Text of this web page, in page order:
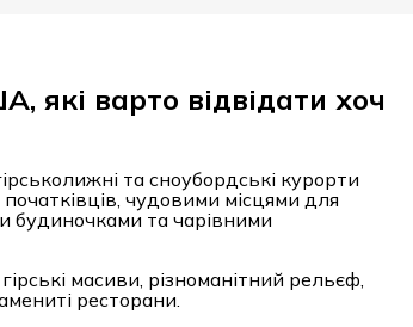
варто відвідати хоч
та сноубордські курорти
чудовими місцями для
будиночками та чарівними
масиви, різноманітний рельєф,
ресторани.